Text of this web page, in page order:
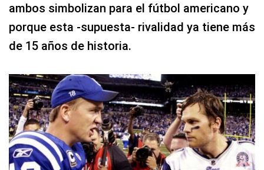
ambos simbolizan para el fútbol americano y
porque esta -supuesta- rivalidad ya tiene más
de 15 años de historia.